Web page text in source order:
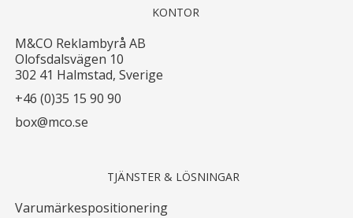
KONTOR
M&CO Reklambyrå AB
Olofsdalsvägen 10
302 41 Halmstad, Sverige
+46 (0)35 15 90 90
box@mco.se
TJÄNSTER & LÖSNINGAR
Varumärkespositionering